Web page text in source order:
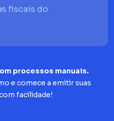
fiscais do
processos manuais.
e comece a emitir suas
facilidade!